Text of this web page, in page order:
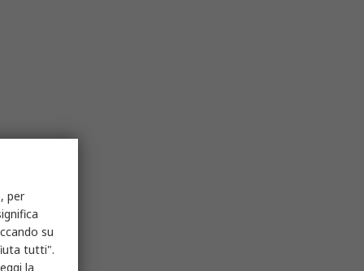
per
su
tutti".
la